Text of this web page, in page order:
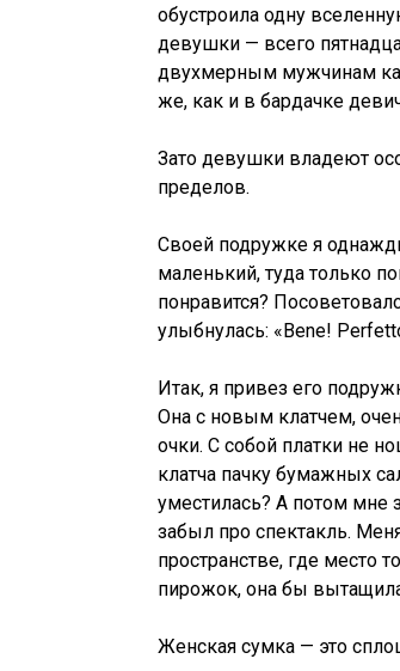
обустроила одну
девушки — всего
двухмерным мужчинам
же, как и в бардачке
Зато девушки владеют
пределов.
Своей подружке я
маленький, туда только
понравится?
улыбнулась: «Bene!
Итак, я привез его
Она с новым клатчем,
очки. С собой платки не
клатча пачку бумажных
уместилась? А потом мне
забыл про спектакль.
пространстве, где место
пирожок, она бы
Женская сумка — это